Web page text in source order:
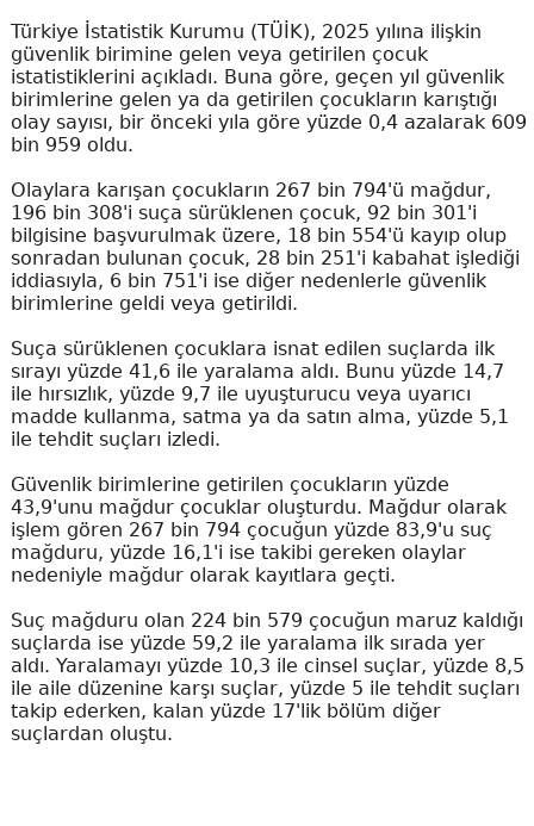
Türkiye İstatistik Kurumu (TÜİK), 2025 yılına ilişkin
güvenlik birimine gelen veya getirilen çocuk
istatistiklerini açıkladı. Buna göre, geçen yıl güvenlik
birimlerine gelen ya da getirilen çocukların karıştığı
olay sayısı, bir önceki yıla göre yüzde 0,4 azalarak 609
bin 959 oldu.
Olaylara karışan çocukların 267 bin 794'ü mağdur,
196 bin 308'i suça sürüklenen çocuk, 92 bin 301'i
bilgisine başvurulmak üzere, 18 bin 554'ü kayıp olup
sonradan bulunan çocuk, 28 bin 251'i kabahat işlediği
iddiasıyla, 6 bin 751'i ise diğer nedenlerle güvenlik
birimlerine geldi veya getirildi.
Suça sürüklenen çocuklara isnat edilen suçlarda ilk
sırayı yüzde 41,6 ile yaralama aldı. Bunu yüzde 14,7
ile hırsızlık, yüzde 9,7 ile uyuşturucu veya uyarıcı
madde kullanma, satma ya da satın alma, yüzde 5,1
ile tehdit suçları izledi.
Güvenlik birimlerine getirilen çocukların yüzde
43,9'unu mağdur çocuklar oluşturdu. Mağdur olarak
işlem gören 267 bin 794 çocuğun yüzde 83,9'u suç
mağduru, yüzde 16,1'i ise takibi gereken olaylar
nedeniyle mağdur olarak kayıtlara geçti.
Suç mağduru olan 224 bin 579 çocuğun maruz kaldığı
suçlarda ise yüzde 59,2 ile yaralama ilk sırada yer
aldı. Yaralamayı yüzde 10,3 ile cinsel suçlar, yüzde 8,5
ile aile düzenine karşı suçlar, yüzde 5 ile tehdit suçları
takip ederken, kalan yüzde 17'lik bölüm diğer
suçlardan oluştu.